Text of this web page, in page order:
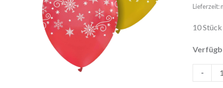
Lieferzeit:
10 Stück
-
Ornament
Stück